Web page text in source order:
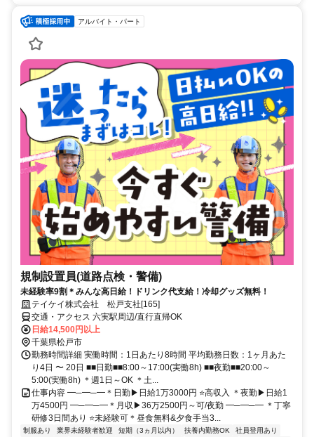
アルバイト・パート
規制設置員(道路点検・警備)
未経験率9割＊みんな高日給！ドリンク代支給！冷却グッズ無料！
テイケイ株式会社 松戸支社[165]
交通・アクセス 六実駅周辺/直行直帰OK
日給14,500円以上
千葉県松戸市
勤務時間詳細 実働時間：1日あたり8時間 平均勤務日数：1ヶ月あた
り4日 〜 20日 ■■日勤■■8:00～17:00(実働8h) ■■夜勤■■20:00～
5:00(実働8h) ＊週1日～OK ＊土...
仕事内容 ━─━─━＊日勤▶日給1万3000円 ⭐高収入 ＊夜勤▶日給1
万4500円 ━─━─━＊月収▶36万2500円～可/夜勤 ━─━─━ ＊丁寧
研修3日間あり ⭐未経験可＊昼食無料&夕食手当3...
制服あり 業界未経験者歓迎 短期（3ヵ月以内） 扶養内勤務OK
社員登用あり